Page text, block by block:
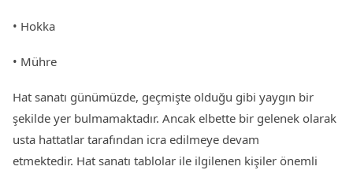
• Hokka
• Mühre
Hat sanatı günümüzde, geçmişte olduğu gibi yaygın bir
şekilde yer bulmamaktadır. Ancak elbette bir gelenek olarak
usta hattatlar tarafından icra edilmeye devam
etmektedir. Hat sanatı tablolar ile ilgilenen kişiler önemli